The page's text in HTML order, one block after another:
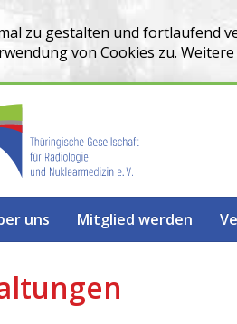
zu gestalten und fortlaufend
von Cookies zu.
uns Mitglied werden